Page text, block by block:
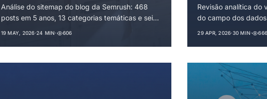
2026)
Análise do sitemap do blog da Semrush: 468
posts em 5 anos, 13 categorias temáticas e seis
moldaram a estratégia editorial — e onde a
19 MAY, 2026·24 MIN· 606
economia
padrão de
Revisão analítica do
do campo dos
institucionalização
híbrida. Análise sob
custos de transação
generativa.
29 APR, 2026·30 MIN· 666